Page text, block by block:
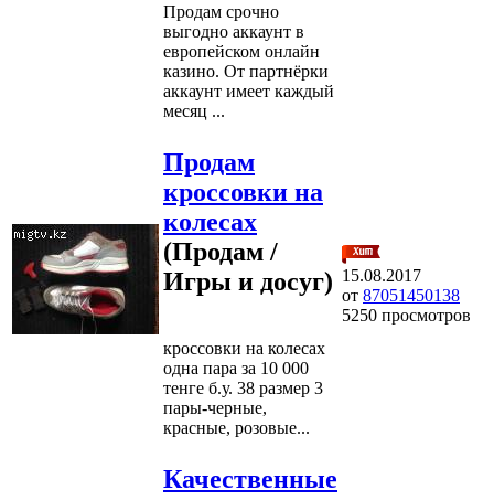
Продам срочно
выгодно аккаунт в
европейском онлайн
казино. От партнёрки
аккаунт имеет каждый
месяц ...
Продам
кроссовки на
колесах
(Продам /
Игры и досуг)
кроссовки на колесах
одна пара за 10 000
тенге б.у. 38 размер 3
пары-черные,
красные, розовые...
15.08.2017
от 87051450138
5250 просмотров
Качественные